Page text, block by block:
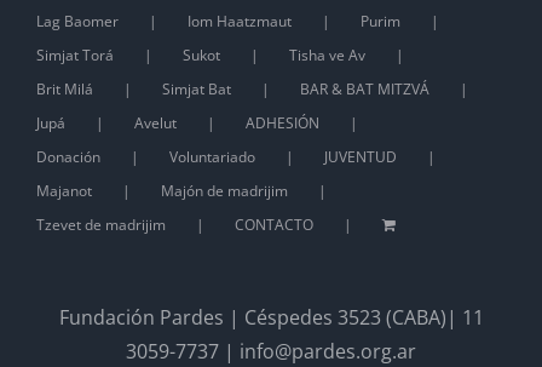
Lag Baomer
Iom Haatzmaut
Purim
Simjat Torá
Sukot
Tisha ve Av
Brit Milá
Simjat Bat
BAR & BAT MITZVÁ
Jupá
Avelut
ADHESIÓN
Donación
Voluntariado
JUVENTUD
Majanot
Majón de madrijim
Tzevet de madrijim
CONTACTO
Fundación Pardes | Céspedes 3523 (CABA)| 11
3059-7737 | info@pardes.org.ar